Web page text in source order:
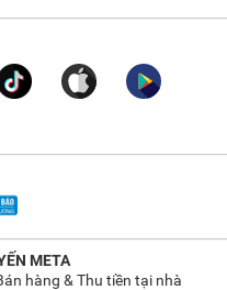
META
hàng & Thu tiền tại nhà